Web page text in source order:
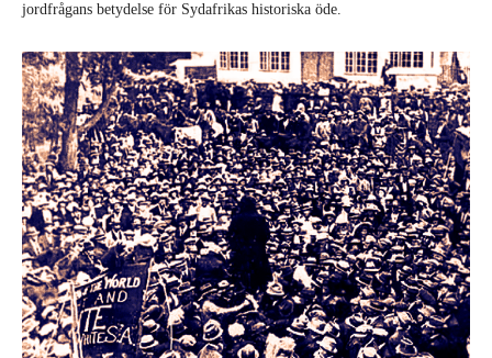
jordfrågans betydelse för Sydafrikas historiska öde.